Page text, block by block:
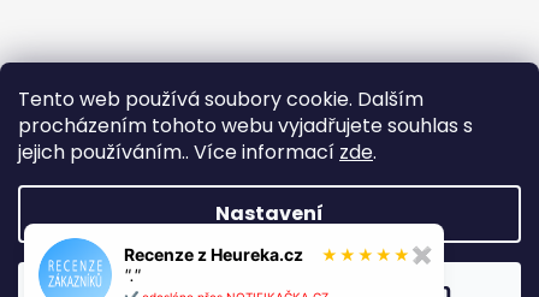
Tento web používá soubory cookie. Dalším
procházením tohoto webu vyjadřujete souhlas s
jejich používáním.. Více informací zde.
Nastavení
Odmítnout Souhlasím
Facebook
Copyright 2026Bohoušovy Kostičky. Všechna práva
vyhrazena.Upravit nastavení cookies
Recenze z Heureka.cz ★ ★ ★ ★ ★ ✖
"."